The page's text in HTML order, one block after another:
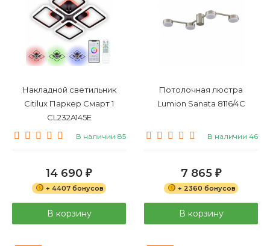
Накладной светильник
Citilux Паркер Смарт 1
CL232A145E
В наличии 85
14 690 ₽
+ 4407 бонусов
В корзину
Потолочная люстра
Lumion Sanata 8116/4C
В наличии 46
7 865 ₽
+ 2360 бонусов
В корзину